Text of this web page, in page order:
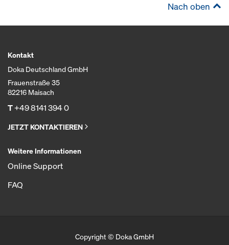
Nach oben
Kontakt
Doka Deutschland GmbH
Frauenstraße 35
82216 Maisach
T+49 8141 394 0
JETZT KONTAKTIEREN
Weitere Informationen
Online Support
FAQ
Copyright © Doka GmbH